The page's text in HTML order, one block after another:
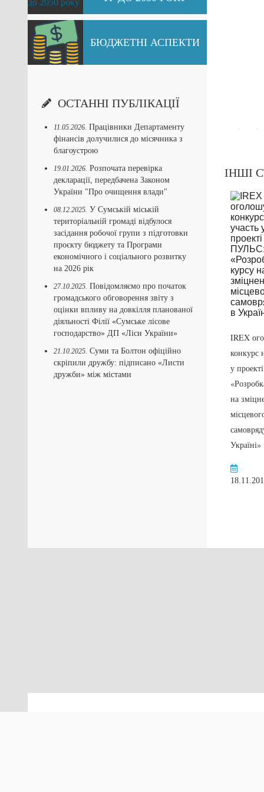
БЮДЖЕТНІ АСПЕКТИ
ОСТАННІ ПУБЛІКАЦІЇ
11.05.2026. Працівники Департаменту
фінансів долучилися до місячника з
благоустрою
19.01.2026. Розпочата перевірка
декларації, передбачена Законом
України "Про очищення влади"
08.12.2025. У Сумській міській
територіальній громаді відбулося
засідання робочої групи з підготовки
проєкту бюджету та Програми
економічного і соціального розвитку
на 2026 рік
27.10.2025. Повідомляємо про початок
громадського обговорення звіту з
оцінки впливу на довкілля планованої
діяльності Філії «Сумське лісове
господарство» ДП «Ліси України»
21.10.2025. Суми та Болтон офіційно
скріпили дружбу: підписано «Листи
дружби» між містами
ІНШІ
Офіційний візит
до м. Банська
Бистриця
(Словацька
республіка)
03.03.2016
Перейти
IREX
конкурс
у
на
Україні»